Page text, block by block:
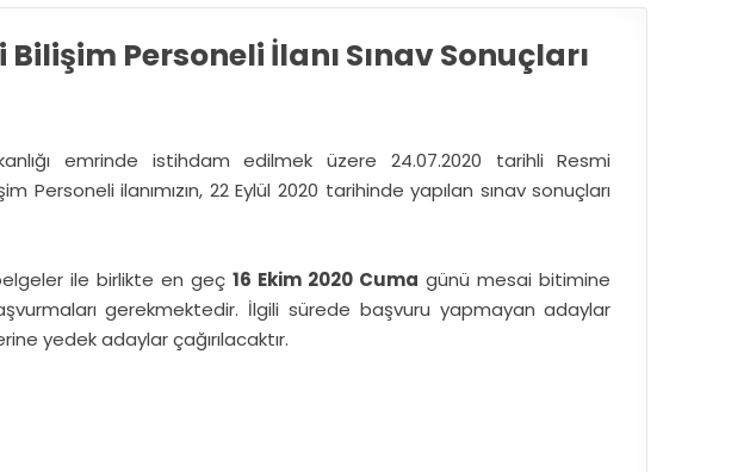
Personeli İlanı Sınav Sonuçları
emrinde istihdam edilmek üzere 24.07.2020 tarihli Resmi
Personeli ilanımızın, 22 Eylül 2020 tarihinde yapılan sınav sonuçları
ile birlikte en geç16 Ekim 2020 Cuma günü mesai bitimine
gerekmektedir. İlgili sürede başvuru yapmayan adaylar
yedek adaylar çağırılacaktır.